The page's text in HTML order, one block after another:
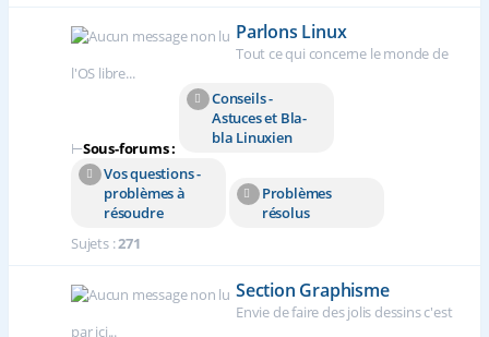
Parlons Linux
Tout ce qui concerne le monde de
l'OS libre...
⊢Sous-forums :
Conseils -
Astuces et Bla-
bla Linuxien
Vos questions -
problèmes à
résoudre
Problèmes
résolus
Sujets :271
Section Graphisme
Envie de faire des jolis dessins c'est
par ici...